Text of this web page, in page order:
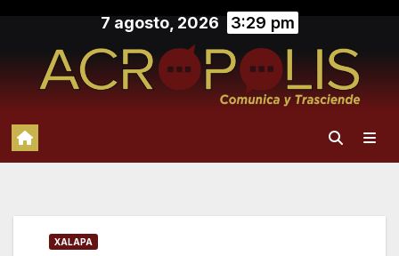
contenido
7 agosto, 2026 3:29 pm
XALAPA